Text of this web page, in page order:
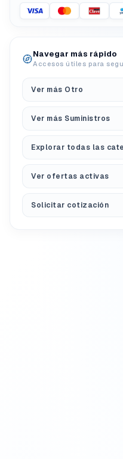
Navegar más rápido
Accesos útiles para
Ver más Otro
Ver más Suministros
Explorar todas las
Ver ofertas activas
Solicitar cotización